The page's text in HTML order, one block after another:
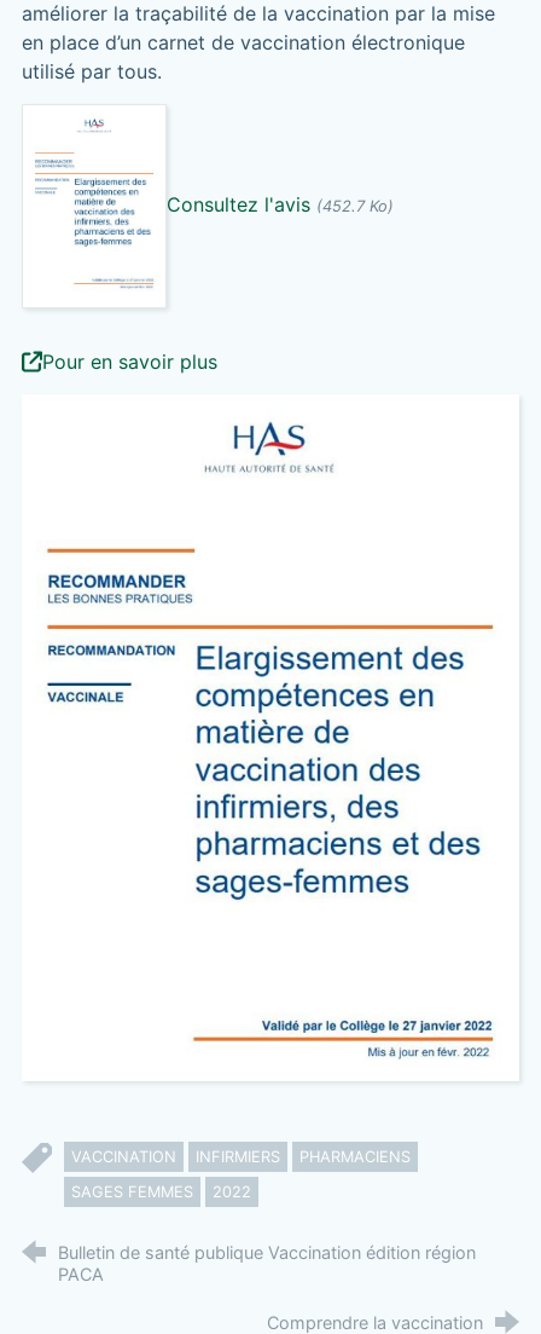
améliorer la traçabilité de la vaccination par la mise
en place d’un carnet de vaccination électronique
utilisé par tous.
Consultez l'avis (452.7 Ko)
Pour en savoir plus
VACCINATION INFIRMIERS
PHARMACIENS
SAGES FEMMES
2022
Bulletin de santé publique Vaccination édition région
PACA
Comprendre la vaccination